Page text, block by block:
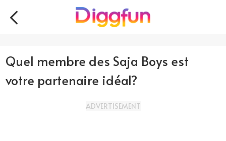
Quel membre des Saja Boys est
votre partenaire idéal?
ADVERTISEMENT